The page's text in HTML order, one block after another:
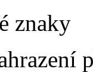
znaky